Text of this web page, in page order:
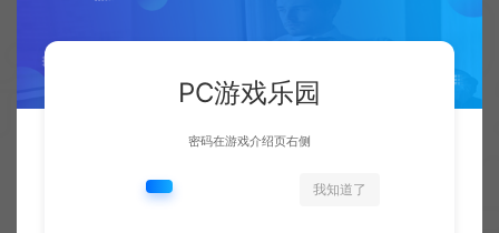
PC游戏乐园
密码在游戏介绍页右侧
我知道了